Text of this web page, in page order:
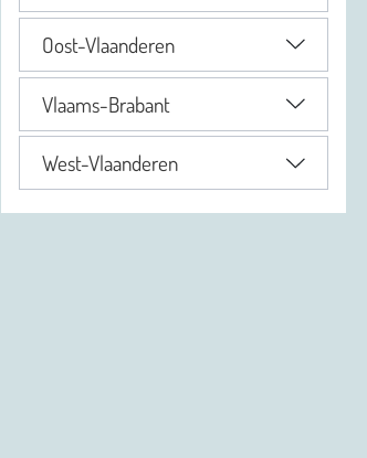
Oost-Vlaanderen
Vlaams-Brabant
West-Vlaanderen